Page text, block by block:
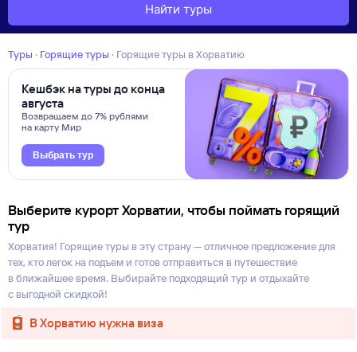
Найти туры
Туры · Горящие туры · Горящие туры в Хорватию
Кешбэк на туры до конца
августа
Возвращаем до 7% рублями
на карту Мир
Выбрать тур
Выберите курорт Хорватии, чтобы поймать горящий
тур
Хорватия! Горящие туры в эту страну — отличное предложение для
тех, кто легок на подъем и готов отправиться в путешествие
в ближайшее время. Выбирайте подходящий тур и отдыхайте
с выгодной скидкой!
в Хорватию нужна виза